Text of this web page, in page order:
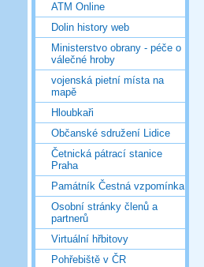
ATM Online
Dolin history web
Ministerstvo obrany - péče o
válečné hroby
vojenská pietní místa na
mapě
Hloubkaři
Občanské sdružení Lidice
Četnická pátrací stanice
Praha
Památník Čestná vzpomínka
Osobní stránky členů a
partnerů
Virtuální hřbitovy
Pohřebiště v ČR